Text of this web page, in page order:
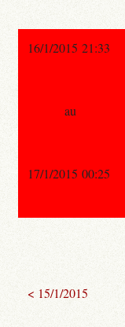
16/1/2015 21:33
au
17/1/2015 00:25
< 15/1/2015